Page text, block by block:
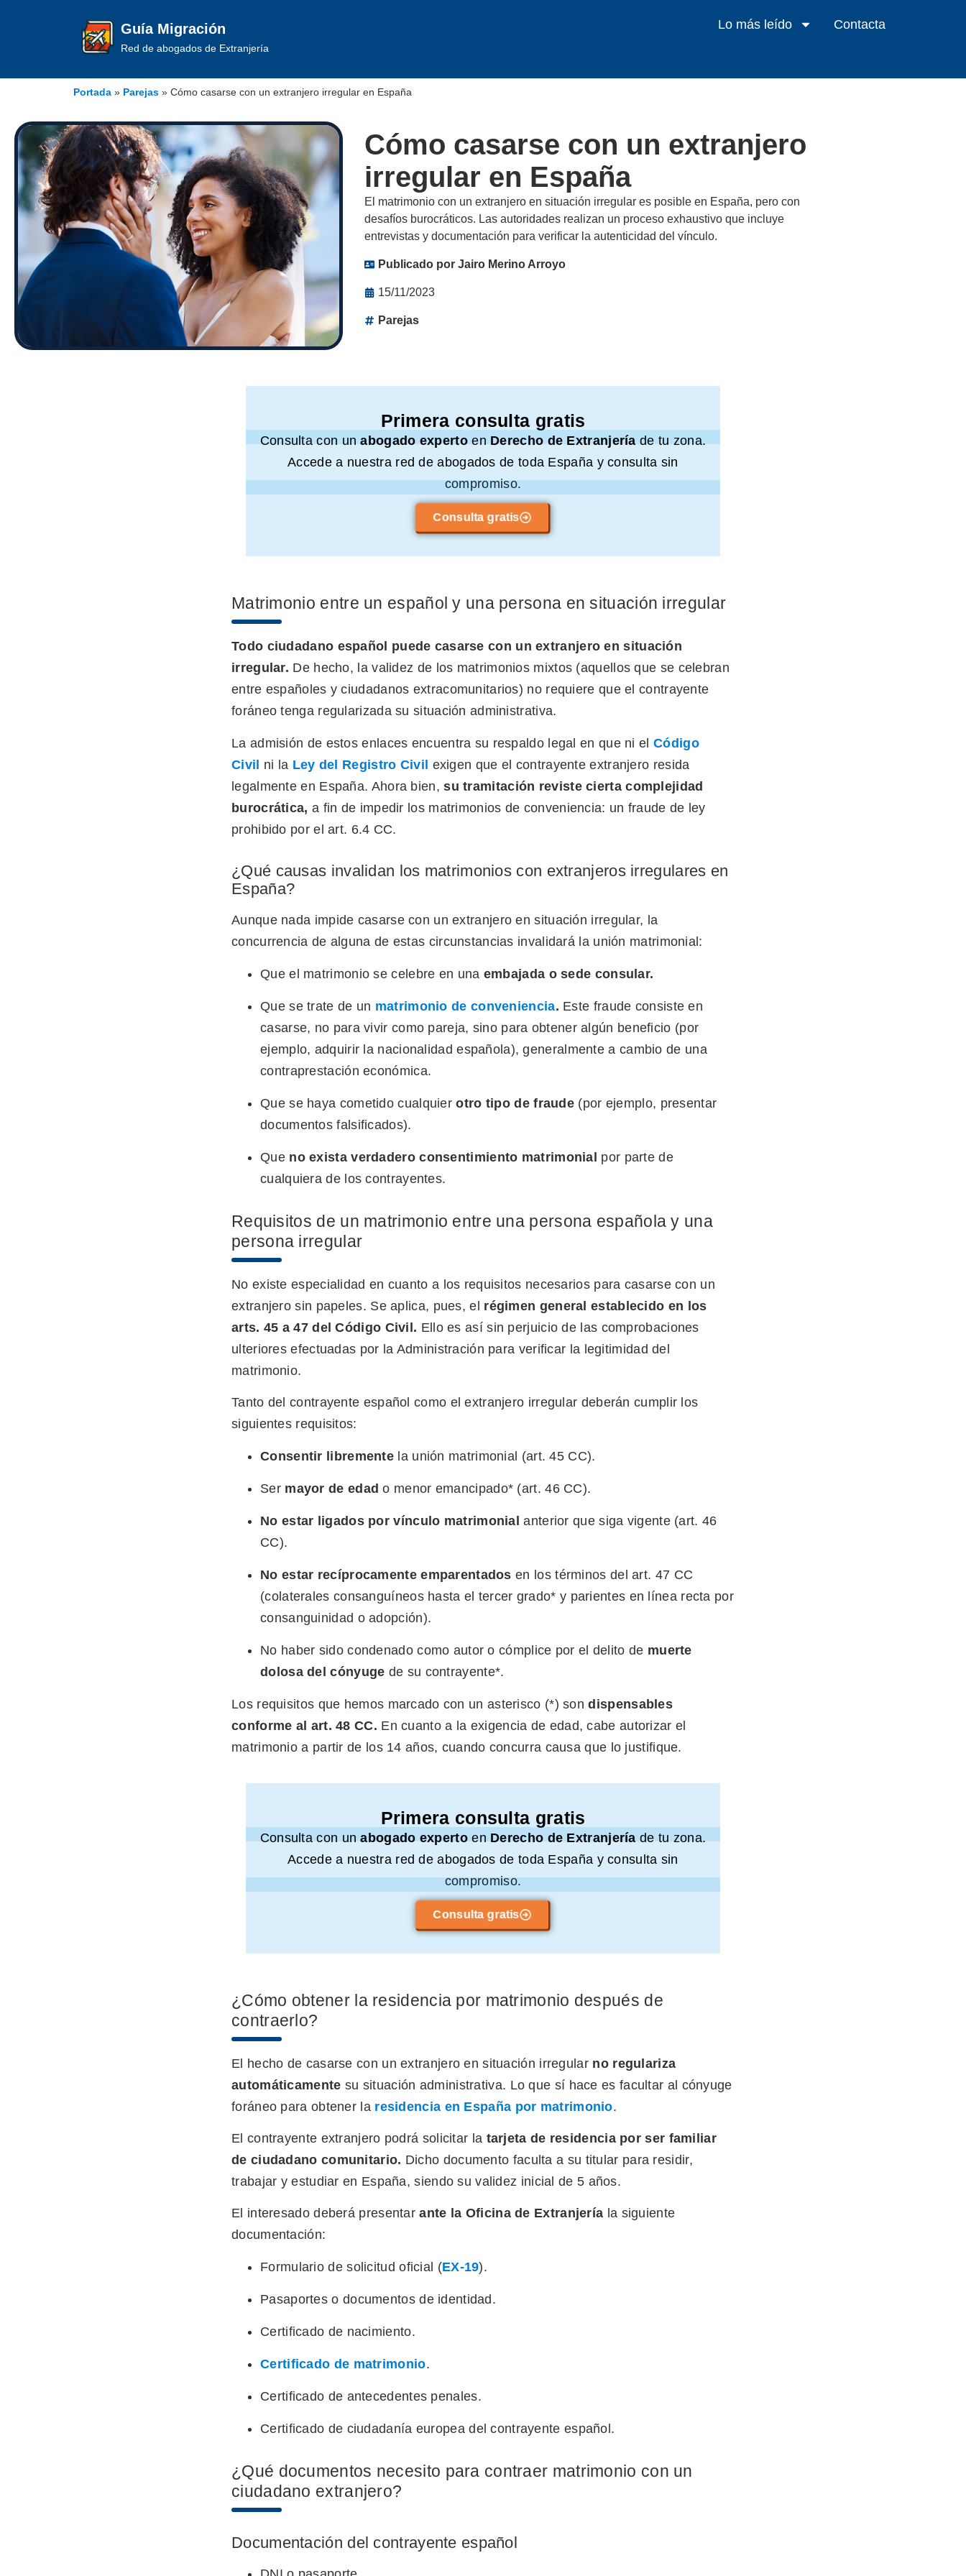
Guía Migración
Red de abogados de Extranjería
Lo más leído Contacta
Portada » Parejas » Cómo casarse con un extranjero irregular en España
Cómo casarse con un extranjero
irregular en España
El matrimonio con un extranjero en situación irregular es posible en España, pero con
desafíos burocráticos. Las autoridades realizan un proceso exhaustivo que incluye
entrevistas y documentación para verificar la autenticidad del vínculo.
Publicado por Jairo Merino Arroyo
15/11/2023
Parejas
Primera consulta gratis
Consulta con unabogado expertoenDerecho de Extranjeríade tu zona.
Accede a nuestra red de abogados de toda España y consulta sin
compromiso.
Consulta gratis
Matrimonio entre un español y una persona en situación irregular
Todo ciudadano español puede casarse con un extranjero en situación
irregular. De hecho, la validez de los matrimonios mixtos (aquellos que se celebran
entre españoles y ciudadanos extracomunitarios) no requiere que el contrayente
foráneo tenga regularizada su situación administrativa.
La admisión de estos enlaces encuentra su respaldo legal en que ni el Código
Civil ni la Ley del Registro Civil exigen que el contrayente extranjero resida
legalmente en España. Ahora bien,su tramitación reviste cierta complejidad
burocrática, a fin de impedir los matrimonios de conveniencia: un fraude de ley
prohibido por el art. 6.4 CC.
¿Qué causas invalidan los matrimonios con extranjeros irregulares en
España?
Aunque nada impide casarse con un extranjero en situación irregular, la
concurrencia de alguna de estas circunstancias invalidará la unión matrimonial:
Que el matrimonio se celebre en una embajada o sede consular.
Que se trate de un matrimonio de conveniencia. Este fraude consiste en
casarse, no para vivir como pareja, sino para obtener algún beneficio (por
ejemplo, adquirir la nacionalidad española), generalmente a cambio de una
contraprestación económica.
Que se haya cometido cualquierotro tipo de fraude (por ejemplo, presentar
documentos falsificados).
Queno exista verdadero consentimiento matrimonial por parte de
cualquiera de los contrayentes.
Requisitos de un matrimonio entre una persona española y una
persona irregular
No existe especialidad en cuanto a los requisitos necesarios para casarse con un
extranjero sin papeles. Se aplica, pues, el régimen general establecido en los
arts. 45 a 47 delCódigo Civil. Ello es así sin perjuicio de las comprobaciones
ulteriores efectuadas por la Administración para verificar la legitimidad del
matrimonio.
Tanto del contrayente español como el extranjero irregular deberán cumplir los
siguientes requisitos:
Consentir libremente la unión matrimonial (art. 45 CC).
Ser mayor de edado menor emancipado* (art. 46 CC).
No estar ligados por vínculo matrimonialanterior que siga vigente (art. 46
CC).
No estar recíprocamente emparentados en los términos del art. 47 CC
(colaterales consanguíneos hasta el tercer grado* y parientes en línea recta por
consanguinidad o adopción).
No haber sido condenado como autor o cómplice por el delito de muerte
dolosa del cónyuge de su contrayente*.
Los requisitos que hemos marcado con un asterisco (*) sondispensables
conforme al art. 48 CC. En cuanto a la exigencia de edad, cabe autorizar el
matrimonio a partir de los 14 años, cuando concurra causa que lo justifique.
Primera consulta gratis
Consulta con unabogado expertoen Derecho de Extranjeríade tu zona.
Accede a nuestra red de abogados de toda España y consulta sin
compromiso.
Consulta gratis
¿Cómo obtener la residencia por matrimonio después de
contraerlo?
El hecho de casarse con un extranjero en situación irregular no regulariza
automáticamente su situación administrativa. Lo que sí hace es facultar al cónyuge
foráneo para obtener la residencia en España por matrimonio.
El contrayente extranjero podrá solicitar la tarjeta de residencia por ser familiar
de ciudadano comunitario. Dicho documento faculta a su titular para residir,
trabajar y estudiar en España, siendo su validez inicial de 5 años.
El interesado deberá presentar ante la Oficina de Extranjería la siguiente
documentación:
Formulario de solicitud oficial (EX-19).
Pasaportes o documentos de identidad.
Certificado de nacimiento.
Certificado de matrimonio.
Certificado de antecedentes penales.
Certificado de ciudadanía europea del contrayente español.
¿Qué documentos necesito para contraer matrimonio con un
ciudadano extranjero?
Documentación del contrayente español